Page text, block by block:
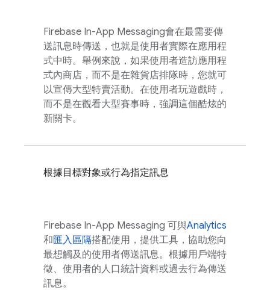
Firebase In-App Messaging會在最需要傳
送訊息時傳送，也就是使用者實際在應用程
式中時。舉例來說，如果使用者造訪應用程
式內商店，而不是在雜貨店排隊時，您就可
以宣傳大型特賣活動。在使用者玩遊戲時，
而不是在觀看大型賽事時，強調這個酷炫的
新關卡。
根據目標對象或行為指定訊息
Firebase In-App Messaging 可與Analytics
和匯入區隔搭配使用，提供工具，協助您向
最想觸及的使用者傳送訊息。根據用戶端特
徵、使用者的人口統計資料或過去行為傳送
訊息。